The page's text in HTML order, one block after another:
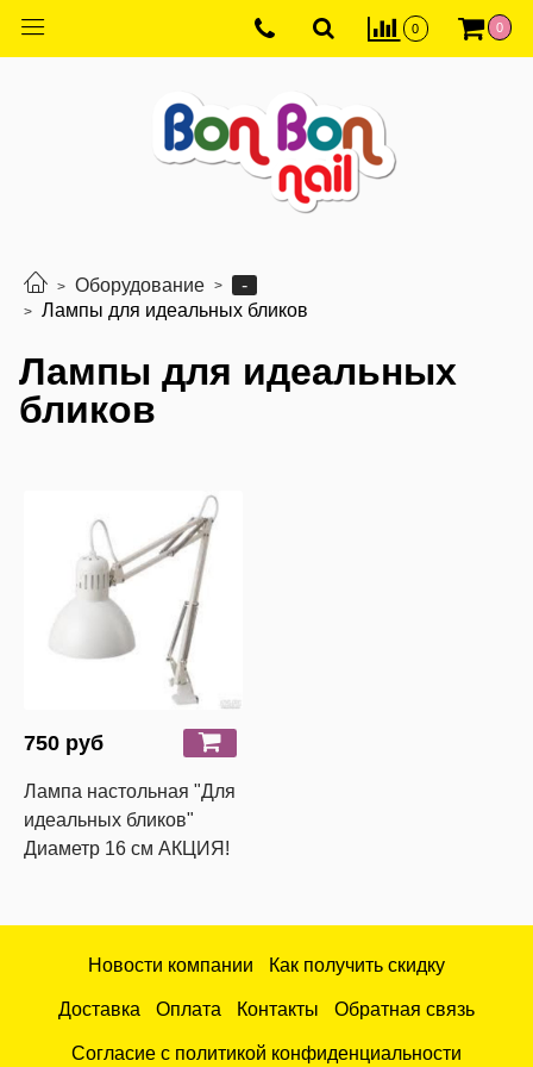
0 0
Оборудование
-
Лампы для идеальных бликов
Лампы для идеальных
бликов
750 руб
Лампа настольная "Для
идеальных бликов"
Диаметр 16 см АКЦИЯ!
Новости компании Как получить скидку
Доставка Оплата Контакты Обратная связь
Согласие с политикой конфиденциальности